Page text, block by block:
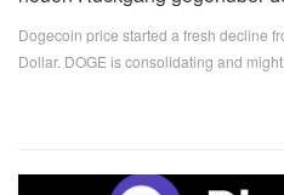
Dogecoin price started a fresh decline
Dollar. DOGE is consolidating and